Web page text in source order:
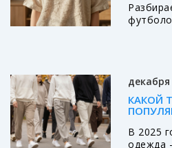
декабря
КАКОЙ
В 2025
одежда